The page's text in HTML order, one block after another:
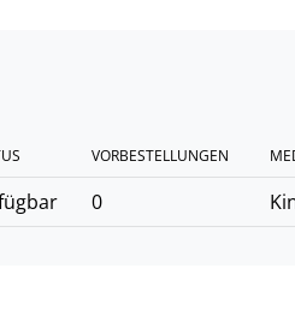
VORBESTELLUNGEN
0